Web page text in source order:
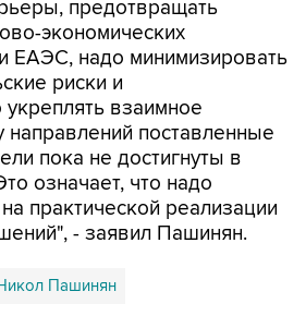
предотвращать
экономических
ЕАЭС, надо минимизировать
риски и
взаимное
поставленные
пока не достигнуты в
означает, что надо
практической реализации
- заявил Пашинян.
Пашинян